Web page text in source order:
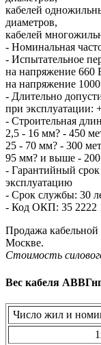
кабелей
диаметров,
кабелей
- Номинальная
- Испытательное
на напряжение 660
на напряжение
- Длительно
при эксплуатации:
- Строительная
2,5 - 16 мм? - 450
25 - 70 мм? - 300
95 мм? и выше - 200
- Гарантийный срок
эксплуатацию
- Срок службы: 30
- Код ОКП: 35 2222
Продажа кабельной
Москве.
Стоимость
Вес кабеля
Число жил и